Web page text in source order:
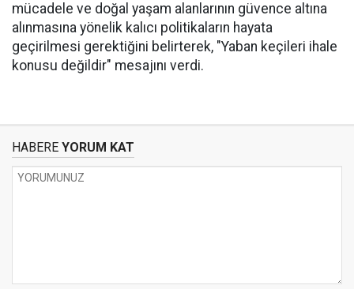
mücadele ve doğal yaşam alanlarının güvence altına
alınmasına yönelik kalıcı politikaların hayata
geçirilmesi gerektiğini belirterek, "Yaban keçileri ihale
konusu değildir" mesajını verdi.
HABERE YORUM KAT